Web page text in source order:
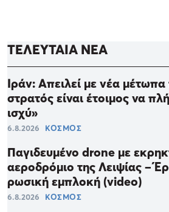
ΤΕΛΕΥΤΑΙΑ ΝΕΑ
Ιράν: Απειλεί με νέα
στρατός είναι έτοιμος να
ισχύ»
6.8.2026 ΚΟΣΜΟΣ
Παγιδευμένο drone με
αεροδρόμιο της Λειψίας –
ρωσική εμπλοκή (video)
6.8.2026 ΚΟΣΜΟΣ